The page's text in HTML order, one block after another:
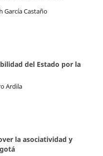
García Castaño
del Estado por la
Ardila
la asociatividad y